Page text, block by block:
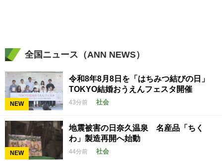
全国ニュース（ANN NEWS）
NEW
令和8年8月8日を「はちみつ結びの日」
TOKYO結婚おうえんフェスタ開催
43分前 社会
NEW
地震被害の日奈久温泉 名産品「ちく
わ」製造再開へ始動
44分前 社会